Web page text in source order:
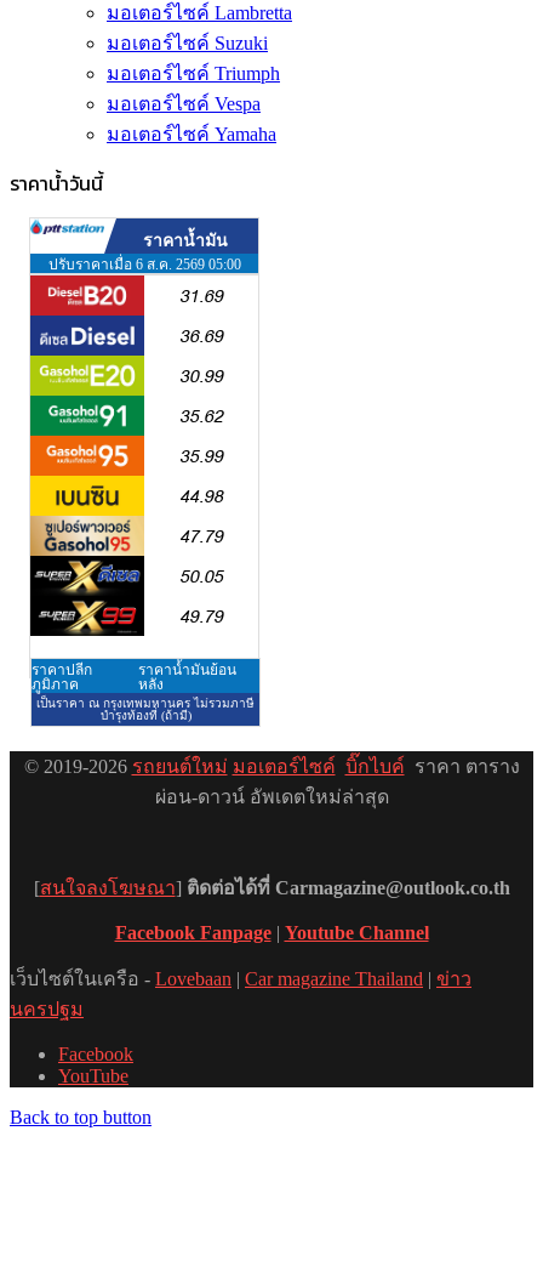
มอเตอร์ไซค์ Lambretta
มอเตอร์ไซค์ Suzuki
มอเตอร์ไซค์ Triumph
มอเตอร์ไซค์ Vespa
มอเตอร์ไซค์ Yamaha
ราคาน้ำวันนี้
© 2019-2026 รถยนต์ใหม่ มอเตอร์ไซค์ บิ๊กไบค์ ราคา ตาราง
ผ่อน-ดาวน์ อัพเดตใหม่ล่าสุด
[สนใจลงโฆษณา] ติดต่อได้ที่ Carmagazine@outlook.co.th
Facebook Fanpage| Youtube Channel
เว็บไซต์ในเครือ - Lovebaan | Car magazine Thailand | ข่าว
นครปฐม
Facebook
YouTube
Back to top button